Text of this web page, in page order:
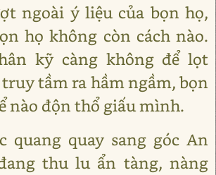
ngoài ý liệu của bọn họ,
họ không còn cách nào.
kỹ càng không để lọt
tầm ra hầm ngầm, bọn
nào độn thổ giấu mình.
quang quay sang góc An
thu lu ẩn tàng, nàng